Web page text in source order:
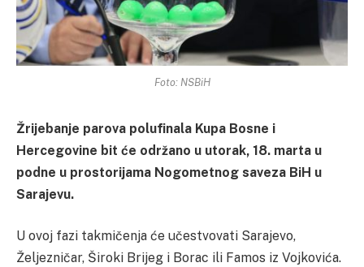
Foto: NSBiH
Žrijebanje parova polufinala Kupa Bosne i
Hercegovine bit će održano u utorak, 18. marta u
podne u prostorijama Nogometnog saveza BiH u
Sarajevu.
U ovoj fazi takmičenja će učestvovati Sarajevo,
Željezničar, Široki Brijeg i Borac ili Famos iz Vojkovića.